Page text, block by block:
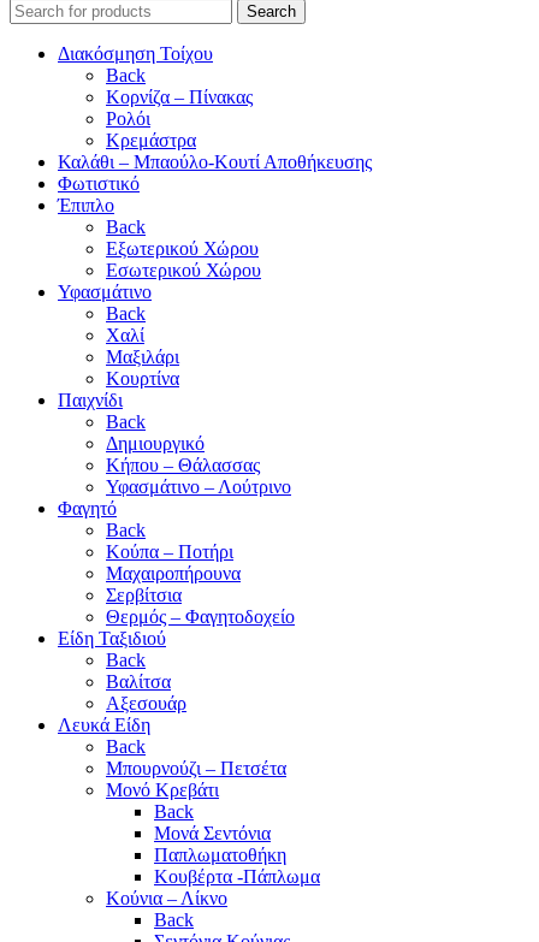
Search
Διακόσμηση Τοίχου
Back
Κορνίζα – Πίνακας
Ρολόι
Κρεμάστρα
Καλάθι – Μπαούλο-Κουτί Αποθήκευσης
Φωτιστικό
Έπιπλο
Back
Εξωτερικού Χώρου
Εσωτερικού Χώρου
Υφασμάτινο
Back
Χαλί
Μαξιλάρι
Κουρτίνα
Παιχνίδι
Back
Δημιουργικό
Κήπου – Θάλασσας
Υφασμάτινο – Λούτρινο
Φαγητό
Back
Κούπα – Ποτήρι
Μαχαιροπήρουνα
Σερβίτσια
Θερμός – Φαγητοδοχείο
Είδη Ταξιδιού
Back
Βαλίτσα
Αξεσουάρ
Λευκά Είδη
Back
Μπουρνούζι – Πετσέτα
Μονό Κρεβάτι
Back
Μονά Σεντόνια
Παπλωματοθήκη
Κουβέρτα -Πάπλωμα
Κούνια – Λίκνο
Back